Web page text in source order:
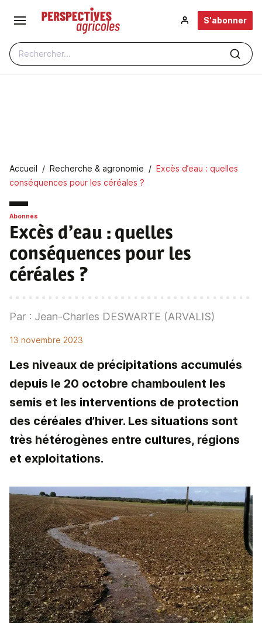
Aller au contenu principal
Rechercher...
S'abonner
Fil d'Ariane
Accueil Recherche & agronomie
Excès d’eau : quelles
conséquences pour les céréales ?
Abonnés
Excès d’eau : quelles
conséquences pour les
céréales ?
Par : Jean-Charles DESWARTE (ARVALIS)
13 novembre 2023
Les niveaux de précipitations accumulés
depuis le 20 octobre chamboulent les
semis et les interventions de protection
des céréales d’hiver. Les situations sont
très hétérogènes entre cultures, régions
et exploitations.